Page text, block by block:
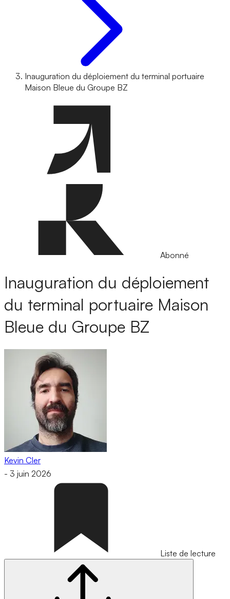
Inauguration du déploiement du terminal portuaire
Maison Bleue du Groupe BZ
Abonné
Inauguration du déploiement
du terminal portuaire Maison
Bleue du Groupe BZ
Kevin Cler
- 3 juin 2026
Liste de lecture